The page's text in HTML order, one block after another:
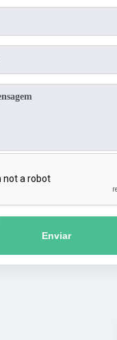
Enviar